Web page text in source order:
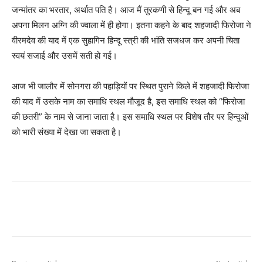
जन्मांतर का भरतार, अर्थात पति है। आज मैं तुरकणी से हिन्दू बन गई और अब
अपना मिलन अग्नि की ज्वाला में ही होगा। इतना कहने के बाद शहजादी फिरोजा ने
वीरमदेव की याद में एक सुहागिन हिन्दू स्त्री की भांति सजधज कर अपनी चिता
स्वयं सजाई और उसमें सती हो गई।
आज भी जालौर में सोनगरा की पहाड़ियों पर स्थित पुराने किले में शहजादी फिरोजा
की याद में उसके नाम का समाधि स्थल मौजूद है, इस समाधि स्थल को “फिरोजा
की छतरी” के नाम से जाना जाता है। इस समाधि स्थल पर विशेष तौर पर हिन्दुओं
को भारी संख्या में देखा जा सकता है।